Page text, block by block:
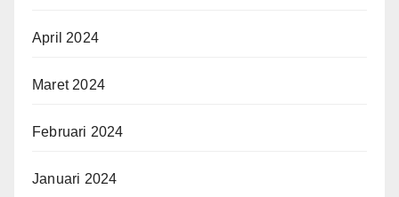
April 2024
Maret 2024
Februari 2024
Januari 2024